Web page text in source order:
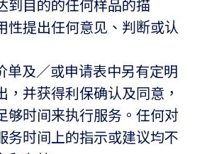
到目的的任何样品的描
性提出任何意见、判断或认
及／或申请表中另有定明
，并获得利保确认及同意，
够时间来执行服务。任何对
务时间上的指示或建议均不